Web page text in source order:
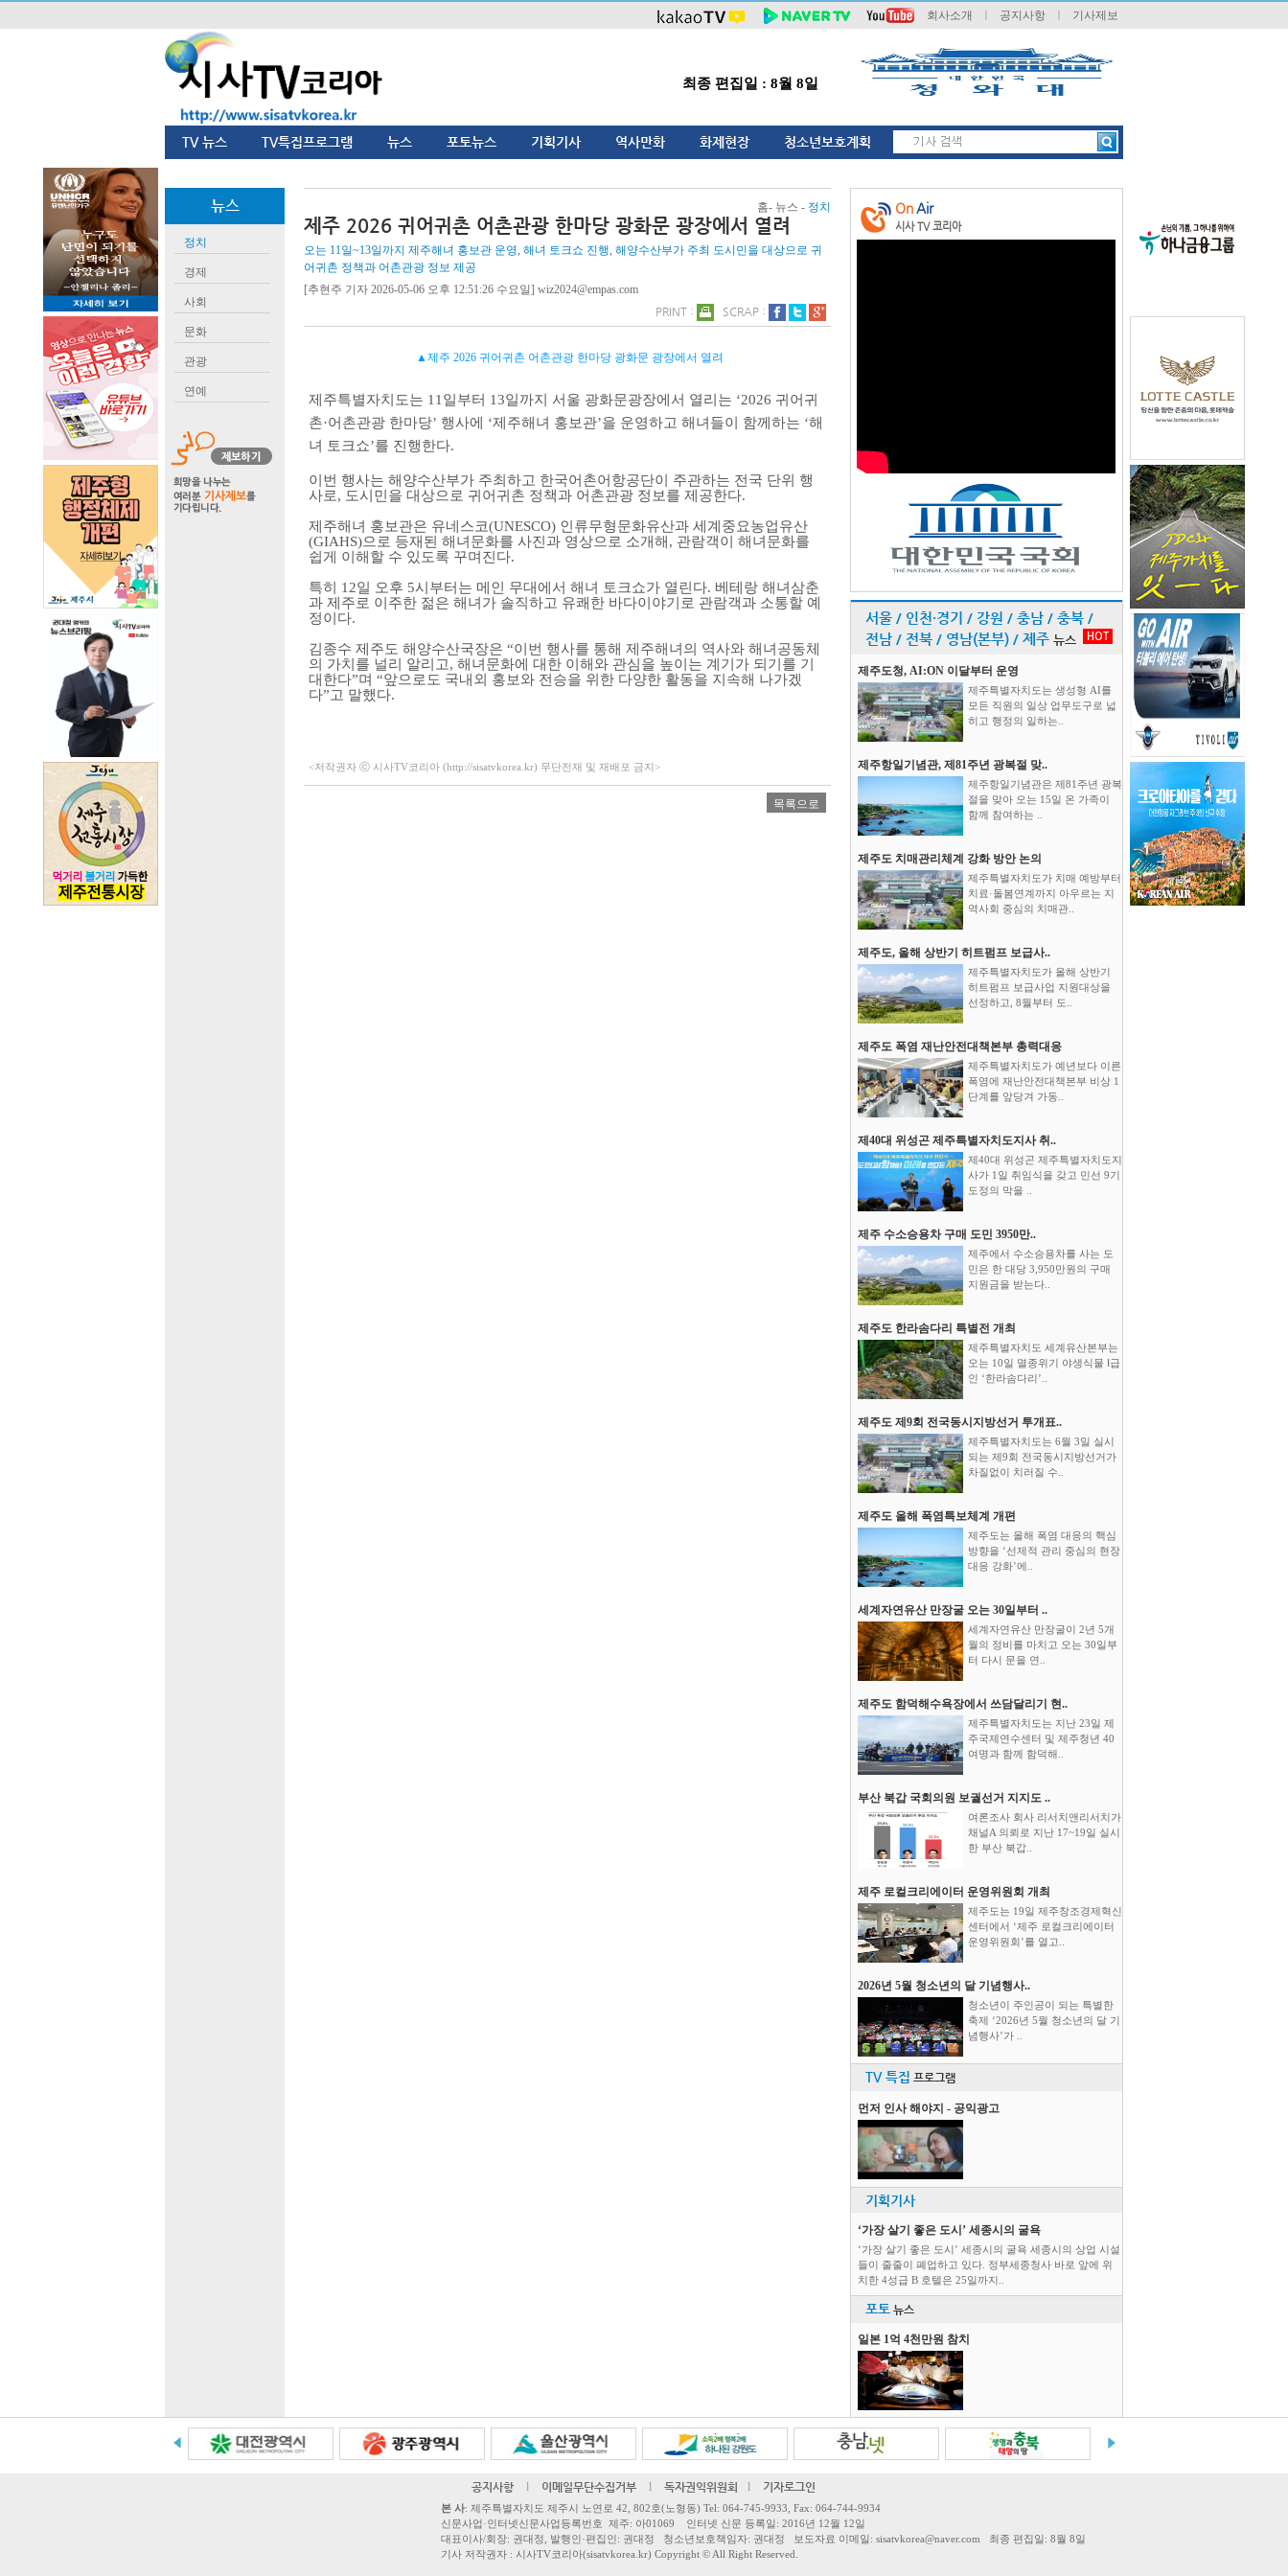
회사소개 공지사항 기사제보
최종 편집일 : 8월 8일
TV 뉴스 TV특집프로그램 뉴스 포토뉴스 기획기사 역사만화 화제현장 청소년보호계획
뉴스
정치
경제
사회
문화
관광
연예
홈- 뉴스 - 정치
제주 2026 귀어귀촌 어촌관광 한마당 광화문 광장에서 열려
오는 11일~13일까지 제주해녀 홍보관 운영, 해녀 토크쇼 진행, 해양수산부가 주최 도시민을 대상으로 귀
어귀촌 정책과 어촌관광 정보 제공
[추현주 기자 2026-05-06 오후 12:51:26 수요일] wiz2024@empas.com
PRINT :
SCRAP :
▲제주 2026 귀어귀촌 어촌관광 한마당 광화문 광장에서 열려
제주특별자치도는 11 일부터 13일까지 서울 광화문광장에서 열리는 ‘2026 귀어귀
촌·어촌관광 한마당’ 행사에 ‘제주해녀 홍보관’을 운영하고 해녀들이 함께하는 ‘해
녀 토크쇼’를 진행한다.
이번 행사는 해양수산부가 주최하고 한국어촌어항공단이 주관하는 전국 단위 행
사로, 도시민을 대상으로 귀어귀촌 정책과 어촌관광 정보를 제공한다.
제주해녀 홍보관은 유네스코(UNESCO) 인류무형문화유산과 세계중요농업유산
(GIAHS)으로 등재된 해녀문화를 사진과 영상으로 소개해 , 관람객이 해녀문화를
쉽게 이해할 수 있도록 꾸며진다.
특히 12일 오후 5시부터는 메인 무대에서 해녀 토크쇼가 열린다. 베테랑 해녀삼춘
과 제주로 이주한 젊은 해녀가 솔직하고 유쾌한 바다이야기로 관람객과 소통할 예
정이다.
김종수 제주도 해양수산국장은 “이번 행사를 통해 제주해녀의 역사와 해녀공동체
의 가치를 널리 알리고, 해녀문화에 대한 이해와 관심을 높이는 계기가 되기를 기
대한다”며 “앞으로도 국내외 홍보와 전승을 위한 다양한 활동을 지속해 나가겠
다”고 말했다.
<저작권자 ⓒ 시사TV코리아 (http://sisatvkorea.kr) 무단전재 및 재배포 금지>
목록으로
On Air
시사 TV 코리아
서울 / 인천·경기 / 강원 / 충남 / 충북 /
전남 / 전북 / 영남(본부) / 제주 뉴스 HOT
제주도청, AI:ON 이달부터 운영
제주특별자치도는 생성형 AI를
모든 직원의 일상 업무도구로 넓
히고 행정의 일하는..
제주항일기념관, 제81주년 광복절 맞..
제주항일기념관은 제81주년 광복
절을 맞아 오는 15일 온 가족이
함께 참여하는 ..
제주도 치매관리체계 강화 방안 논의
제주특별자치도가 치매 예방부터
치료·돌봄연계까지 아우르는 지
역사회 중심의 치매관..
제주도, 올해 상반기 히트펌프 보급사..
제주특별자치도가 올해 상반기
히트펌프 보급사업 지원대상을
선정하고, 8월부터 도..
제주도 폭염 재난안전대책본부 총력대응
제주특별자치도가 예년보다 이른
폭염에 재난안전대책본부 비상 1
단계를 앞당겨 가동..
제40대 위성곤 제주특별자치도지사 취..
제40대 위성곤 제주특별자치도지
사가 1일 취임식을 갖고 민선 9기
도정의 막을 ..
제주 수소승용차 구매 도민 3950만..
제주에서 수소승용차를 사는 도
민은 한 대당 3,950만원의 구매
지원금을 받는다..
제주도 한라솜다리 특별전 개최
제주특별자치도 세계유산본부는
오는 10일 멸종위기 야생식물 Ⅰ급
인 ‘한라솜다리’..
제주도 제9회 전국동시지방선거 투개표..
제주특별자치도는 6월 3일 실시
되는 제9회 전국동시지방선거가
차질없이 치러질 수..
제주도 올해 폭염특보체계 개편
제주도는 올해 폭염 대응의 핵심
방향을 ‘선제적 관리 중심의 현장
대응 강화’에..
세계자연유산 만장굴 오는 30일부터 ..
세계자연유산 만장굴이 2년 5개
월의 정비를 마치고 오는 30일부
터 다시 문을 연..
제주도 함덕해수욕장에서 쓰담달리기 현..
제주특별자치도는 지난 23일 제
주국제연수센터 및 제주청년 40
여명과 함께 함덕해..
부산 북갑 국회의원 보궐선거 지지도 ..
여론조사 회사 리서치앤리서치가
채널A 의뢰로 지난 17~19일 실시
한 부산 북갑..
제주 로컬크리에이터 운영위원회 개최
제주도는 19일 제주창조경제혁신
센터에서 ‘제주 로컬크리에이터
운영위원회’를 열고..
2026년 5월 청소년의 달 기념행사..
청소년이 주인공이 되는 특별한
축제 ‘2026년 5월 청소년의 달 기
념행사’가 ..
TV 특집 프로그램
먼저 인사 해야지 - 공익광고
기획기사
‘가장 살기 좋은 도시’ 세종시의 굴욕
‘가장 살기 좋은 도시’ 세종시의 굴욕 세종시의 상업 시설
들이 줄줄이 폐업하고 있다. 정부세종청사 바로 앞에 위
치한 4성급 B 호텔은 25일까지..
포토 뉴스
일본 1억 4천만원 참치
공지사항 l 이메일무단수집거부 l 독자권익위원회 l 기자로그인
본 사: 제주특별자치도 제주시 노연로 42, 802호(노형동) Tel: 064-745-9933, Fax: 064-744-9934
신문사업·인터넷신문사업등록번호 제주: 아01069 인터넷 신문 등록일: 2016년 12월 12일
대표이사/회장: 권대정, 발행인·편집인: 권대정 청소년보호책임자: 권대정 보도자료 이메일: sisatvkorea@naver.com 최종 편집일: 8월 8일
기사 저작권자 : 시사TV코리아(sisatvkorea.kr) Copyright © All Right Reserved.